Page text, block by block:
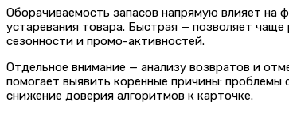
Оборачиваемость запасов напрямую влияет на
устаревания товара. Быстрая — позволяет
сезонности и промо-активностей.
Отдельное внимание — анализу возвратов и
помогает выявить коренные причины:
снижение доверия алгоритмов к карточке.